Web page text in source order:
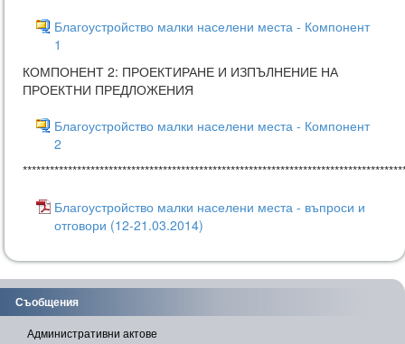
Благоустройство малки населени места - Компонент
1
КОМПОНЕНТ 2: ПРОЕКТИРАНЕ И ИЗПЪЛНЕНИЕ НА
ПРОЕКТНИ ПРЕДЛОЖЕНИЯ
Благоустройство малки населени места - Компонент
2
Благоустройство малки населени места - въпроси и
отговори (12-21.03.2014)
Съобщения
Административни актове